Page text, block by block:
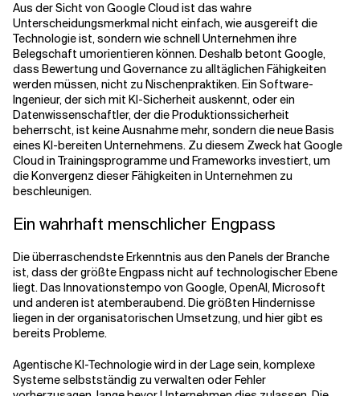
Aus der Sicht von Google Cloud ist das wahre
Unterscheidungsmerkmal nicht einfach, wie ausgereift die
Technologie ist, sondern wie schnell Unternehmen ihre
Belegschaft umorientieren können. Deshalb betont Google,
dass Bewertung und Governance zu alltäglichen Fähigkeiten
werden müssen, nicht zu Nischenpraktiken. Ein Software-
Ingenieur, der sich mit KI-Sicherheit auskennt, oder ein
Datenwissenschaftler, der die Produktionssicherheit
beherrscht, ist keine Ausnahme mehr, sondern die neue Basis
eines KI-bereiten Unternehmens. Zu diesem Zweck hat Google
Cloud in Trainingsprogramme und Frameworks investiert, um
die Konvergenz dieser Fähigkeiten in Unternehmen zu
beschleunigen.
Ein wahrhaft menschlicher Engpass
Die überraschendste Erkenntnis aus den Panels der Branche
ist, dass der größte Engpass nicht auf technologischer Ebene
liegt. Das Innovationstempo von Google, OpenAI, Microsoft
und anderen ist atemberaubend. Die größten Hindernisse
liegen in der organisatorischen Umsetzung, und hier gibt es
bereits Probleme.
Agentische KI-Technologie wird in der Lage sein, komplexe
Systeme selbstständig zu verwalten oder Fehler